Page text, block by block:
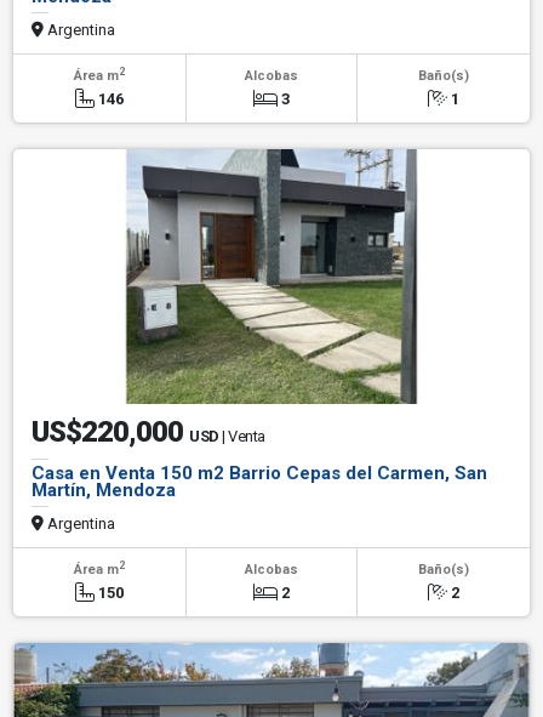
Argentina
Área m2
146
Alcobas
3
Baño(s)
1
US$220,000 USD | Venta
Casa en Venta 150 m2 Barrio Cepas del Carmen, San
Martín, Mendoza
Argentina
Área m2
150
Alcobas
2
Baño(s)
2